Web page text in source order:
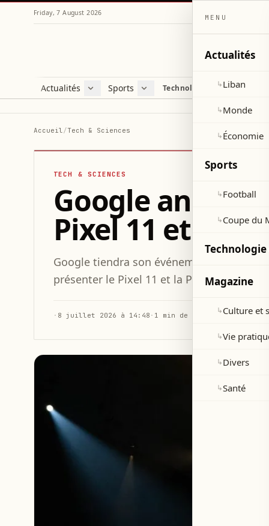
Friday, 7 August 2026
Actualités
Liban
Sports
Football
Technologie et sciences
Accueil/Tech & Sciences
TECH & SCIENCES
Google
Pixel 11 et la
Google tiendra son événement Made by
présenter le Pixel 11 et la Pixel Watch 5.
· 8 juillet 2026 à 14:48 · 1 min de lecture
MENU
Actualités
↳Liban
↳Monde
↳Économie
Sports
↳Football
↳Coupe du
Technologie
Magazine
↳Culture et
↳Vie
↳Divers
↳Santé